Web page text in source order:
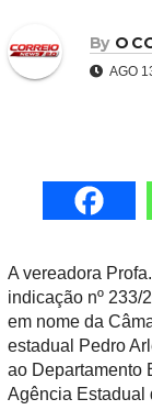
By O
AGO
A vereadora
indicação nº 233/
em nome da
estadual Pedro
ao Departamento
Agência Estadual